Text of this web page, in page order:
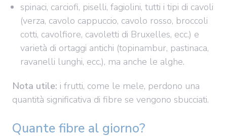
spinaci, carciofi, piselli, fagiolini, tutti i tipi di cavoli
(verza, cavolo cappuccio, cavolo rosso, broccoli
cotti, cavolfiore, cavoletti di Bruxelles, ecc.) e
varietà di ortaggi antichi (topinambur, pastinaca,
ravanelli lunghi, ecc.), ma anche le alghe.
Nota utile: i frutti, come le mele, perdono una
quantità significativa di fibre se vengono sbucciati.
Quante fibre al giorno?